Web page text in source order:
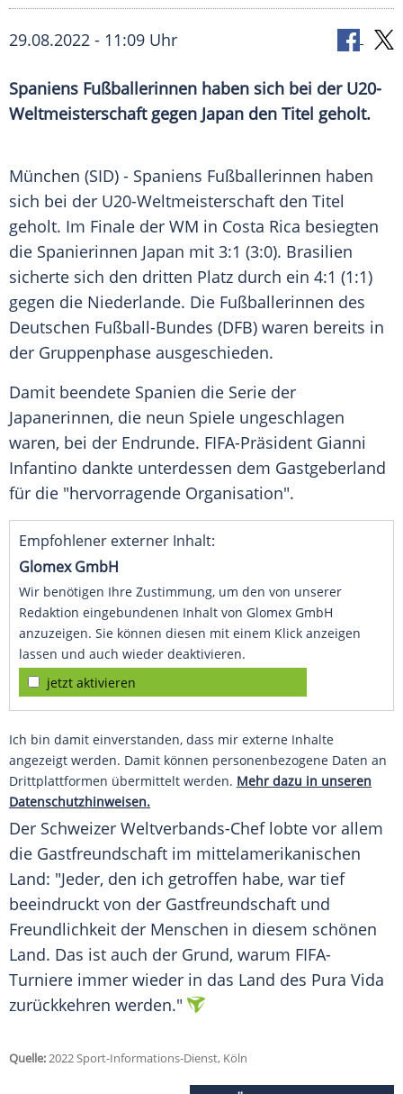
29.08.2022 - 11:09 Uhr
Spaniens Fußballerinnen haben sich bei der U20-
Weltmeisterschaft gegen Japan den Titel geholt.
München (SID) - Spaniens Fußballerinnen haben
sich bei der U20-Weltmeisterschaft den Titel
geholt. Im Finale der WM in Costa Rica besiegten
die Spanierinnen Japan mit 3:1 (3:0). Brasilien
sicherte sich den dritten Platz durch ein 4:1 (1:1)
gegen die Niederlande. Die Fußballerinnen des
Deutschen Fußball-Bundes (DFB) waren bereits in
der Gruppenphase ausgeschieden.
Damit beendete Spanien die Serie der
Japanerinnen, die neun Spiele ungeschlagen
waren, bei der Endrunde. FIFA-Präsident Gianni
Infantino dankte unterdessen dem Gastgeberland
für die "hervorragende Organisation".
Empfohlener externer Inhalt:
Glomex GmbH
Wir benötigen Ihre Zustimmung, um den von unserer
Redaktion eingebundenen Inhalt von Glomex GmbH
anzuzeigen. Sie können diesen mit einem Klick anzeigen
lassen und auch wieder deaktivieren.
jetzt aktivieren
Ich bin damit einverstanden, dass mir externe Inhalte
angezeigt werden. Damit können personenbezogene Daten an
Drittplattformen übermittelt werden. Mehr dazu in unseren
Datenschutzhinweisen.
Der Schweizer Weltverbands-Chef lobte vor allem
die Gastfreundschaft im mittelamerikanischen
Land: "Jeder, den ich getroffen habe, war tief
beeindruckt von der Gastfreundschaft und
Freundlichkeit der Menschen in diesem schönen
Land. Das ist auch der Grund, warum FIFA-
Turniere immer wieder in das Land des Pura Vida
zurückkehren werden."
Quelle:2022 Sport-Informations-Dienst, Köln